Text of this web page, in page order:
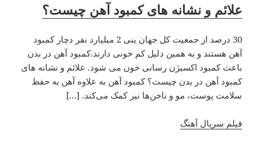
علائم و نشانه های کمبود آهن چیست؟
30 درصد از جمعیت کل جهان ینی 2 میلیارد نفر دچار کمبود
آهن هستند و به همین دلیل کم خونی دارند.کمبود آهن در بدن
باعث کمبود اکسیژن رسانی خون می شود. علائم و نشانه های
کمبود آهن در بدن چیست؟ کمبود آهن به علاوه آهن به حفظ
سلامت پوست، مو و ناخن‌ها نیز کمک می‌کند. […]
فیلم سریال آهنگ